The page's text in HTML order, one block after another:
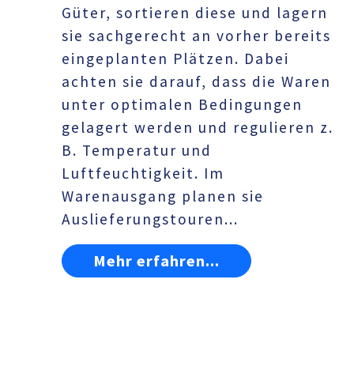
Güter, sortieren diese und lagern
sie sachgerecht an vorher bereits
eingeplanten Plätzen. Dabei
achten sie darauf, dass die Waren
unter optimalen Bedingungen
gelagert werden und regulieren z.
B. Temperatur und
Luftfeuchtigkeit. Im
Warenausgang planen sie
Auslieferungstouren...
Mehr erfahren...